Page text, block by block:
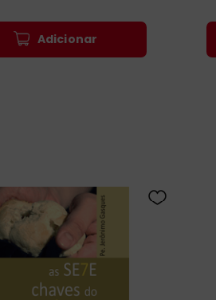
Adicionar